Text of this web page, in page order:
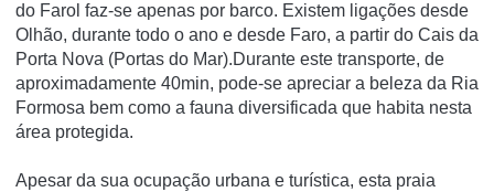
do Farol faz-se apenas por barco. Existem ligações desde
Olhão, durante todo o ano e desde Faro, a partir do Cais da
Porta Nova (Portas do Mar).Durante este transporte, de
aproximadamente 40min, pode-se apreciar a beleza da Ria
Formosa bem como a fauna diversificada que habita nesta
área protegida.
Apesar da sua ocupação urbana e turística, esta praia